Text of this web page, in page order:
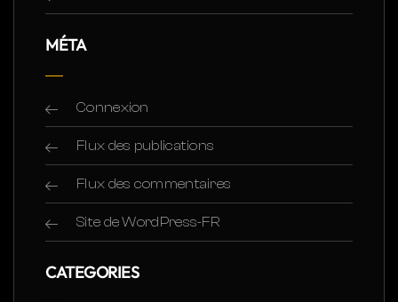
MÉTA
Connexion
Flux des publications
Flux des commentaires
Site de WordPress-FR
CATEGORIES